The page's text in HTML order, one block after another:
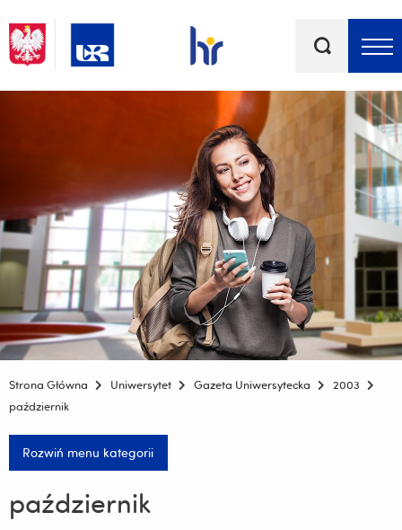
kluczowe
Strona Główna Uniwersytet Gazeta Uniwersytecka
2003
październik
Rozwiń menu kategorii
październik